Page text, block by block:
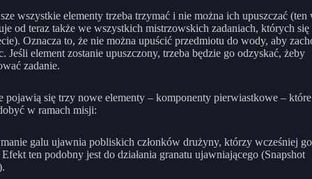
wszystkie elementy trzeba trzymać i nie można ich upuszczać (ten
od teraz także we wszystkich mistrzowskich zadaniach, których się
Oznacza to, że nie można upuścić przedmiotu do wody, aby
Jeśli element zostanie upuszczony, trzeba będzie go odzyskać, żeby
zadanie.
pojawią się trzy nowe elementy – komponenty pierwiastkowe –
w ramach misji:
galu ujawnia pobliskich członków drużyny, którzy wcześniej go
ten podobny jest do działania granatu ujawniającego (Snapshot